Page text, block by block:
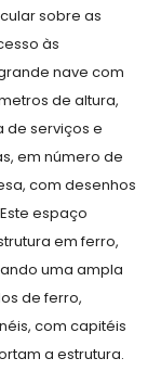
sobre as
às
nave com
de altura,
de serviços e
em número de
com desenhos
espaço
em ferro,
uma ampla
de ferro,
com capitéis
a estrutura.